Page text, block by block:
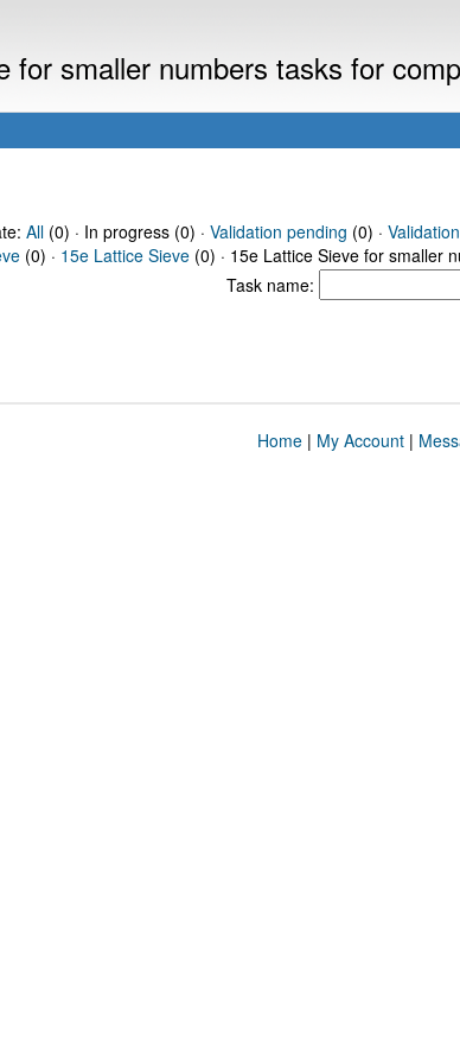
for smaller numbers tasks for
All(0) · In progress (0) · Validation pending (0) ·
(0) · 15e Lattice Sieve (0) · 15e Lattice Sieve for smaller
Task name:
Home| My Account|